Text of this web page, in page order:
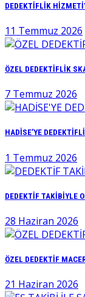
DEDEKTİFLİK
11 Temmuz 2026
ÖZEL DEDEKTİFLİK
7 Temmuz 2026
HADİSE’YE
1 Temmuz 2026
DEDEKTİF TAKİBİYLE
28 Haziran 2026
ÖZEL DEDEKTİF
21 Haziran 2026